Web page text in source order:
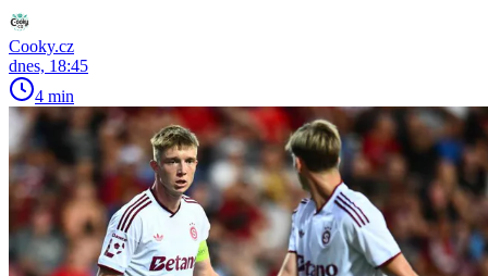
Cooky.cz
dnes, 18:45
4 min